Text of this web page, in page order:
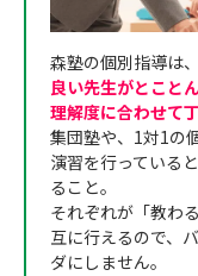
森塾の個別指導は
良い先生がとこと
理解度に合わせて
集団塾や、1対1の
演習を行っている
ること。
それぞれが「教わ
互に行えるので、
ダにしません。